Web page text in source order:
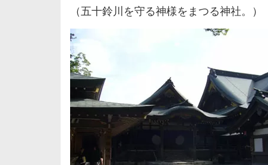
（五十鈴川を守る神様をまつる神社。）